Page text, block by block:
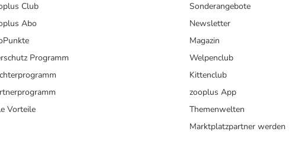
Club
Abo
Programm
Vorteile
Sonderangebote
Newsletter
Magazin
Welpenclub
Kittenclub
zooplus App
Themenwelten
Marktplatzpartner werden